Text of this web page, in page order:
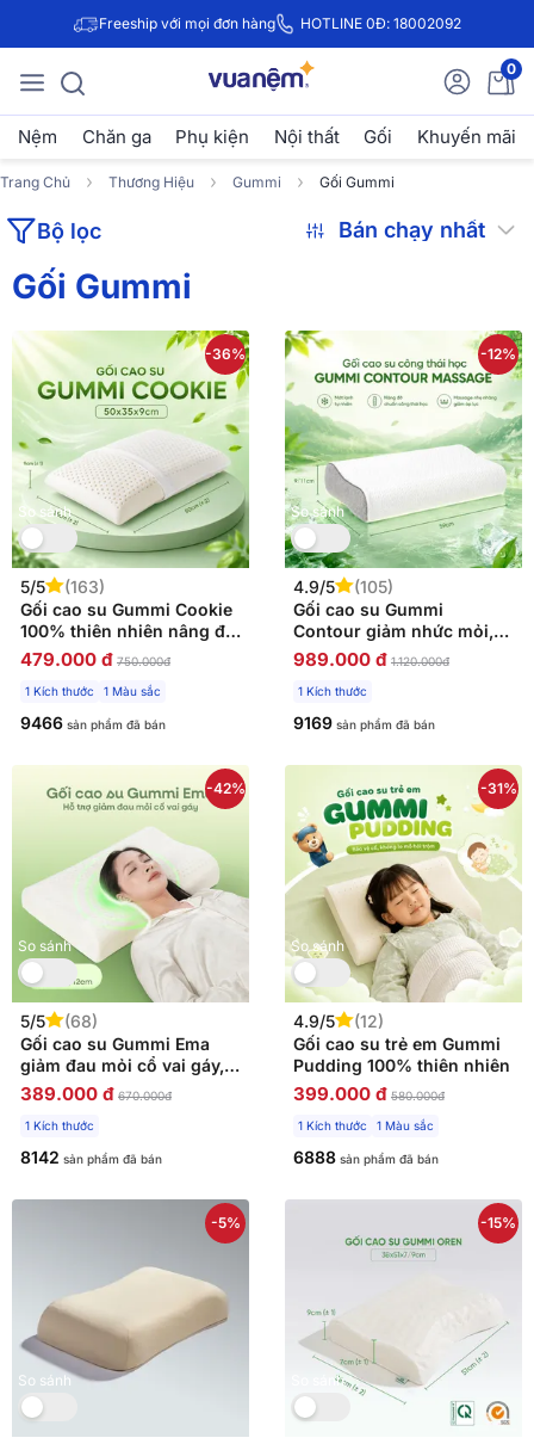
Freeship với mọi đơn hàng HOTLINE 0Đ: 18002092
0
Nệm Chăn ga Phụ kiện Nội thất Gối Khuyến mãi
Trang Chủ Thương Hiệu Gummi Gối Gummi
Gối Gummi
Bộ lọc
So sánh
-36%
5/5
(163)
Gối cao su Gummi Cookie
100% thiên nhiên nâng đỡ,
giảm căng cơ
479.000 đ 750.000đ
1 Kích thước 1 Màu sắc
9466 sản phẩm đã bán
So sánh
-12%
4.9/5
(105)
Gối cao su Gummi
Contour giảm nhức mỏi,
massage cổ vai gáy
989.000 đ 1.120.000đ
1 Kích thước
9169 sản phẩm đã bán
So sánh
-42%
5/5
(68)
Gối cao su Gummi Ema
giảm đau mỏi cổ vai gáy,
thiết kế 2 đầu thích hợp
cho cả nam và nữ, kích
thước 40*60
389.000 đ 670.000đ
1 Kích thước
8142 sản phẩm đã bán
So sánh
-31%
4.9/5
(12)
Gối cao su trẻ em Gummi
Pudding 100% thiên nhiên
399.000 đ 580.000đ
1 Kích thước 1 Màu sắc
6888 sản phẩm đã bán
So sánh
-5%
So sánh
-15%